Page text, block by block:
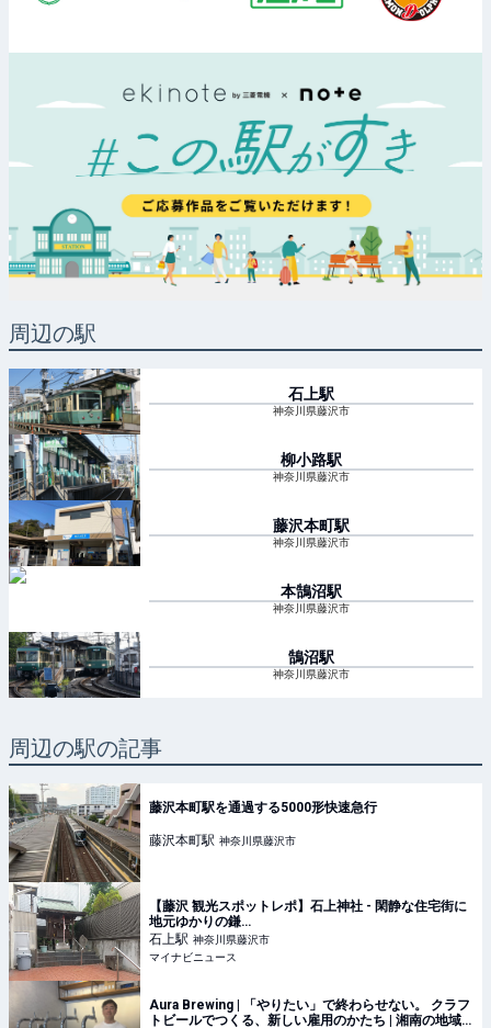
周辺の駅
石上駅
神奈川県藤沢市
柳小路駅
神奈川県藤沢市
藤沢本町駅
神奈川県藤沢市
本鵠沼駅
神奈川県藤沢市
鵠沼駅
神奈川県藤沢市
周辺の駅の記事
藤沢本町駅を通過する5000形快速急行
藤沢本町駅 神奈川県藤沢市
【藤沢 観光スポットレポ】石上神社 - 閑静な住宅街に
地元ゆかりの鎌…
石上駅 神奈川県藤沢市
マイナビニュース
Aura Brewing | 「やりたい」で終わらせない。 クラフ
トビールでつくる、新しい雇用のかたち | 湘南の地域